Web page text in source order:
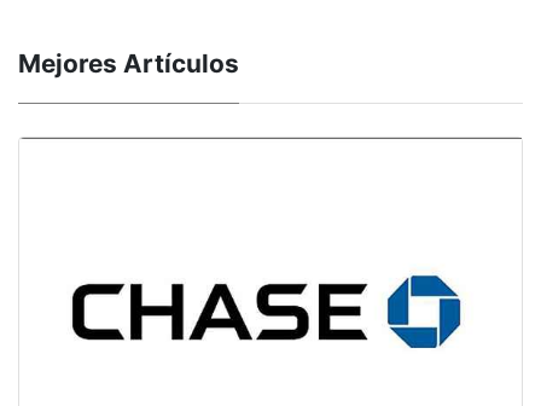
Mejores Artículos